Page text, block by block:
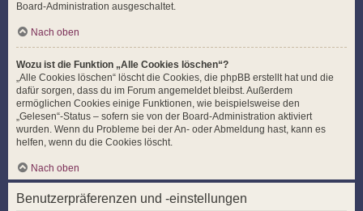
Board-Administration ausgeschaltet.
Nach oben
Wozu ist die Funktion „Alle Cookies löschen“?
„Alle Cookies löschen“ löscht die Cookies, die phpBB erstellt hat und die
dafür sorgen, dass du im Forum angemeldet bleibst. Außerdem
ermöglichen Cookies einige Funktionen, wie beispielsweise den
„Gelesen“-Status – sofern sie von der Board-Administration aktiviert
wurden. Wenn du Probleme bei der An- oder Abmeldung hast, kann es
helfen, wenn du die Cookies löscht.
Nach oben
Benutzerpräferenzen und -einstellungen